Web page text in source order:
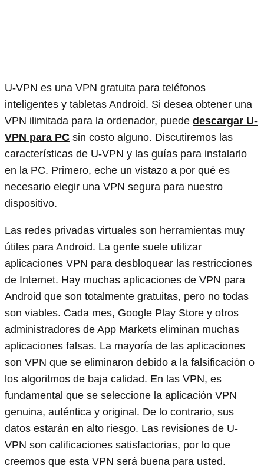
U-VPN es una VPN gratuita para teléfonos
inteligentes y tabletas Android. Si desea obtener una
VPN ilimitada para la ordenador, puede descargar U-
VPN para PC sin costo alguno. Discutiremos las
características de U-VPN y las guías para instalarlo
en la PC. Primero, eche un vistazo a por qué es
necesario elegir una VPN segura para nuestro
dispositivo.
Las redes privadas virtuales son herramientas muy
útiles para Android. La gente suele utilizar
aplicaciones VPN para desbloquear las restricciones
de Internet. Hay muchas aplicaciones de VPN para
Android que son totalmente gratuitas, pero no todas
son viables. Cada mes, Google Play Store y otros
administradores de App Markets eliminan muchas
aplicaciones falsas. La mayoría de las aplicaciones
son VPN que se eliminaron debido a la falsificación o
los algoritmos de baja calidad. En las VPN, es
fundamental que se seleccione la aplicación VPN
genuina, auténtica y original. De lo contrario, sus
datos estarán en alto riesgo. Las revisiones de U-
VPN son calificaciones satisfactorias, por lo que
creemos que esta VPN será buena para usted.